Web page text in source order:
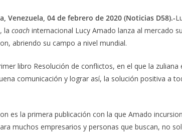
Venezuela, 04 de febrero de 2020 (Noticias D58).-
la coach internacional Lucy Amado lanza al mercado
abriendo su campo a nivel mundial.
libro Resolución de conflictos, en el que la
comunicación y lograr así, la solución positiva a
es la primera publicación con la que Amado
muchos empresarios y personas que buscan, no